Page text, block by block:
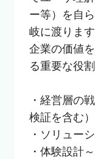
ー等）を自
岐に渡ります
企業の価値
る重要な役
・経営層の
検証を含む）
・ソリュー
・体験設計